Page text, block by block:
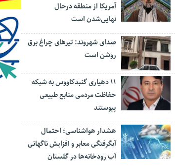
آمریکا از منطقه درحال
نهایی‌شدن است
صدای شهروند: تیرهای چراغ برق
روشن است
۱۱ دهیاری گنبدکاووس به شبکه
حفاظت مردمی منابع طبیعی
پیوستند
هشدار هواشناسی؛ احتمال
آبگرفتگی معابر و افزایش ناگهانی
آب رودخانه‌ها در گلستان